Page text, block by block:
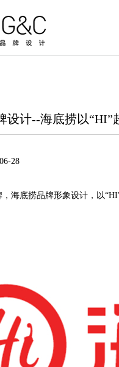
设计--海底捞以“HI”
28
海底捞品牌形象设计，以